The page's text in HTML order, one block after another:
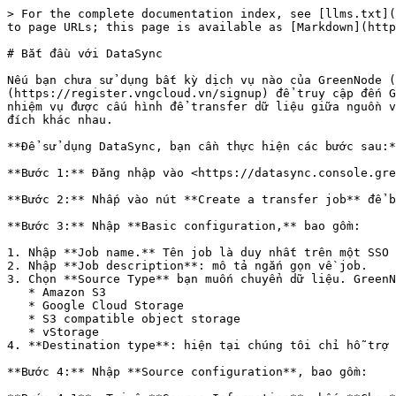
> For the complete documentation index, see [llms.txt](https://docs.greennode.ai/llms.txt). Markdown versions of documentation pages are available by appending `.md` to page URLs; this page is available as [Markdown](https://docs.greennode.ai/vn/vstorage/datasync/bat-dau-voi-datasync.md).

# Bắt đầu với DataSync

Nếu bạn chưa sử dụng bất kỳ dịch vụ nào của GreenNode (chưa đăng ký tài khoản sử dụng với GreenNode), bạn cần đăng ký tài khoản với GreenNode Service [tại đây](https://register.vngcloud.vn/signup) để truy cập đến GreenNode DataSync. Bắt đầu sử dụng dịch vụ, bạn cần tạo một transfer job. Trong DataSync, transfer job là một nhiệm vụ được cấu hình để transfer dữ liệu giữa nguồn và đích. Tại một thời điểm bạn có thể sở hữu một hoặc nhiều Transfer job song song và sử dụng chúng với các mục đích khác nhau.

**Để sử dụng DataSync, bạn cần thực hiện các bước sau:**

**Bước 1:** Đăng nhập vào <https://datasync.console.greennode.ai/>. Nếu bạn chưa có tài khoản, đăng ký miễn phí tại [đây](https://register.vngcloud.vn/signup).

**Bước 2:** Nhấp vào nút **Create a transfer job** để bắt đầu tạo job chuyển đổi dữ liệu.

**Bước 3:** Nhập **Basic configuration,** bao gồm:

1. Nhập **Job name.** Tên job là duy nhất trên một SSO User Account và tên job có thể dài từ tối thiểu 5 tới 50 ký tự.
2. Nhập **Job description**: mô tả ngắn gọn về job.
3. Chọn **Source Type** bạn muốn chuyển dữ liệu. GreenNode DataSync hiện hỗ trợ 4 loại nguồn:
   * Amazon S3
   * Google Cloud Storage
   * S3 compatible object storage
   * vStorage
4. **Destination type**: hiện tại chúng tôi chỉ hỗ trợ 1 loại đích nhận dữ liệu là vStorage.

**Bước 4:** Nhập **Source configuration**, bao gồm:

**Bước 4.1**: Tại ô **Source Information**, bấm **Chọn**. Nếu bạn chọn **Source type** là **vStorage** thì bạn có thể chọn thông tin nguồn trong danh sách được hiển thị sẵn mà chúng tôi cung cấp, nếu khác loại này thì phải nhập thông tin. Cụ thể, với loại nguồn:

**Trường hợp 1: Nếu bạn chọn Source Type là Amazon S3**, bạn cần:

1. Chọn một **Region** trong danh sách Region đang được hỗ trợ bởi Amazon.
2. Nhập **Bucket**: nhập tên bucket nguồn của bạn trên Amazon S3.
3. Nhập **Folder path**: nếu bạn chỉ muốn chuyển dữ liệu của một folder trong bucket, hãy nhập đường dẫn folder vào mục này. Ví dụ:

* Để chuyển dữ liệu từ bucket01/folder01/subfolder02 tới vStorage, bạn cần nhập folder01/subfolder02.
* Để chuyển toàn bộ dữ liệu trong bucket01, hãy để mục này trống.

4. Nhập **Access Key/ Secret Key**: nhập access key và secret key của bạn.

**Trường hợp 2: Nếu bạn chọn Source Type là Google Cloud Storage**, bạn cần:

1. Nhập **Bucket**: nhập tên bucket nguồn của bạn trên Google Cloud Storage.
2. Nhập **Folder path**: nếu bạn chỉ muốn chuyển dữ liệu của một folder trong bucket, hãy nhập đường dẫn folder vào mục này. Ví dụ:
   * Để chuyển dữ liệu từ bucket01/folder01/subfolder02 tới vStorage, bạn cần nhập folder01/subfolder02.
   * Để chuyển toàn bộ dữ liệu trong bucket01, hãy để mục này trống.
3. Nhập **Access Key/ Secret Key:** nhập access key và secret key của bạn.

**Trường hợp 3: Nếu bạn chọn Source Type là S3 compatible Object Storage**, bạn cần:

1. Nhập **Region**: nơi chứa bucket của bạn. Ví dụ: ap-